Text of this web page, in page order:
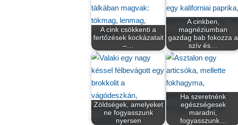
A cink csökkenti a
fertőzések kockázatait
–…
A cinkben,
magnéziumban
gazdag bab fokozza a
szív és…
Zöldségek, amelyeket
ne fogyasszunk
nyersen
Ha szeretnénk
egészségesek
maradni,
fogyasszunk…